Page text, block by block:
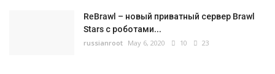
ReBrawl – новый приватный сервер Brawl
Stars с роботами...
russianroot May 6, 2020 10 23